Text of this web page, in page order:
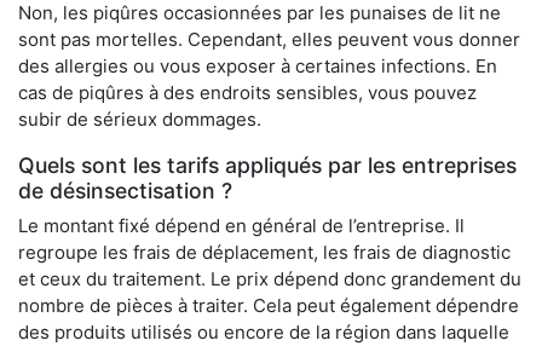
Non, les piqûres occasionnées par les punaises de lit ne
sont pas mortelles. Cependant, elles peuvent vous donner
des allergies ou vous exposer à certaines infections. En
cas de piqûres à des endroits sensibles, vous pouvez
subir de sérieux dommages.
Quels sont les tarifs appliqués par les entreprises
de désinsectisation ?
Le montant fixé dépend en général de l’entreprise. Il
regroupe les frais de déplacement, les frais de diagnostic
et ceux du traitement. Le prix dépend donc grandement du
nombre de pièces à traiter. Cela peut également dépendre
des produits utilisés ou encore de la région dans laquelle